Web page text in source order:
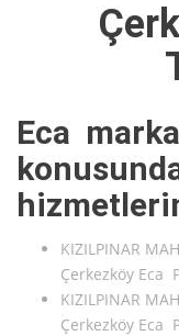
Eca
KIZILPINAR
Çerkezköy Eca
KIZILPINAR
Çerkezköy Eca